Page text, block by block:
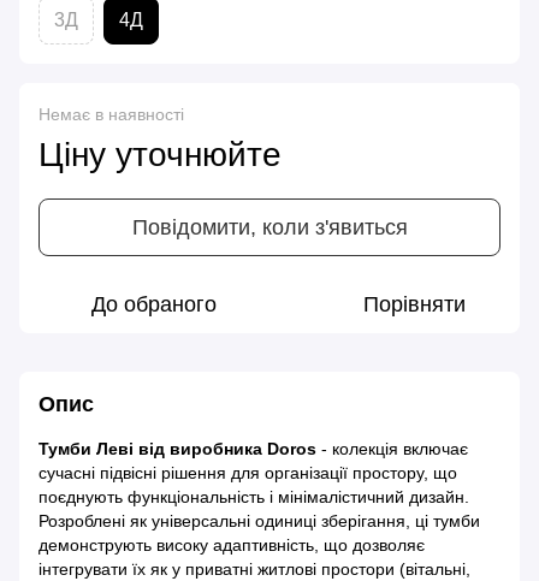
3Д 4Д
Немає в наявності
Ціну уточнюйте
Повідомити, коли з'явиться
До обраного Порівняти
Опис
Тумби Леві від виробника Doros - колекція включає
сучасні підвісні рішення для організації простору, що
поєднують функціональність і мінімалістичний дизайн.
Розроблені як універсальні одиниці зберігання, ці тумби
демонструють високу адаптивність, що дозволяє
інтегрувати їх як у приватні житлові простори (вітальні,